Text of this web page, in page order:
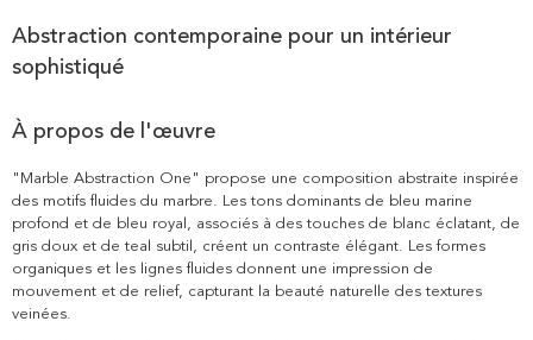
Abstraction contemporaine pour un intérieur
sophistiqué
À propos de l'œuvre
"Marble Abstraction One" propose une composition abstraite inspirée
des motifs fluides du marbre. Les tons dominants de bleu marine
profond et de bleu royal, associés à des touches de blanc éclatant, de
gris doux et de teal subtil, créent un contraste élégant. Les formes
organiques et les lignes fluides donnent une impression de
mouvement et de relief, capturant la beauté naturelle des textures
veinées.